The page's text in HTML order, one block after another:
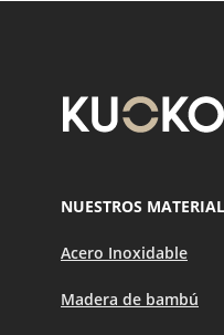
NUESTROS
Acero Inoxidable
Madera de bambú